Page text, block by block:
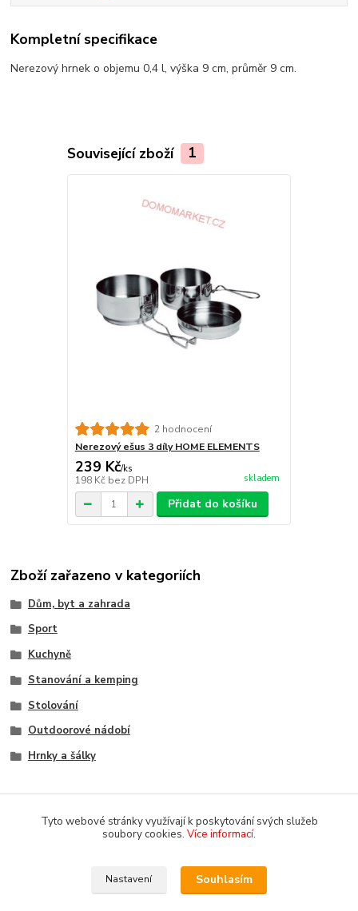
Kompletní specifikace
Nerezový hrnek o objemu 0,4 l, výška 9 cm, průměr 9 cm.
Související zboží 1
2 hodnocení
Nerezový ešus 3 díly HOME ELEMENTS
239 Kč/ks
198 Kč bez DPH skladem
Přidat do košíku
Zboží zařazeno v kategoriích
Dům, byt a zahrada
Sport
Kuchyně
Stanování a kemping
Stolování
Outdoorové nádobí
Hrnky a šálky
Tyto webové stránky využívají k poskytování svých služeb
soubory cookies. Více informací.
Nastavení Souhlasím